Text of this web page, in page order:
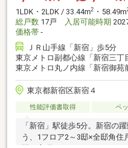
1LDK・2LDK / 33.44m2 ・58.49m
総戸数 17戸 入居可能時期
価格帯 -
ＪＲ山手線「新宿」歩5分
東京メトロ副都心線「新宿三丁
東京メトロ丸ノ内線「新宿御苑
東京都新宿区新宿４
性能評価書取得 ペ
「新宿」駅徒歩5分。新宿の
う、1フロア2～3邸×全邸角